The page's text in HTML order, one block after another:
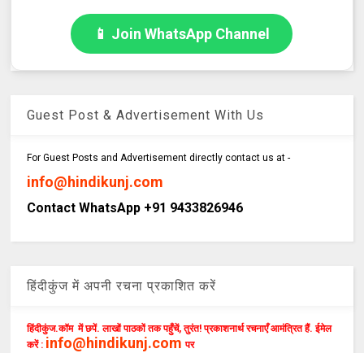
📱 Join WhatsApp Channel
Guest Post & Advertisement With Us
For Guest Posts and Advertisement directly contact us at -
info@hindikunj.com
Contact WhatsApp +91 9433826946
हिंदीकुंज में अपनी रचना प्रकाशित करें
हिंदीकुंज.कॉम में छपें. लाखों पाठकों तक पहुँचें, तुरंत! प्रकाशनार्थ रचनाएँ आमंत्रित हैं. ईमेल
करें : info@hindikunj.com पर